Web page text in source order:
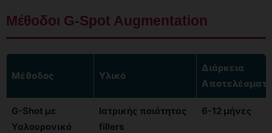
Μέθοδοι G-Spot Augmentation
Μέθοδος Υλικό
Διάρκεια
G-Shot με
Υαλουρονικό
Ιατρικής ποιότητας
fillers
6-12 μήνες